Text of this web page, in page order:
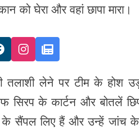
को घेरा और वहां छापा मारा।
तलाशी लेने पर टीम के होश
सिरप के कार्टन और बोतलें
के सैंपल लिए हैं और उन्हें जांच